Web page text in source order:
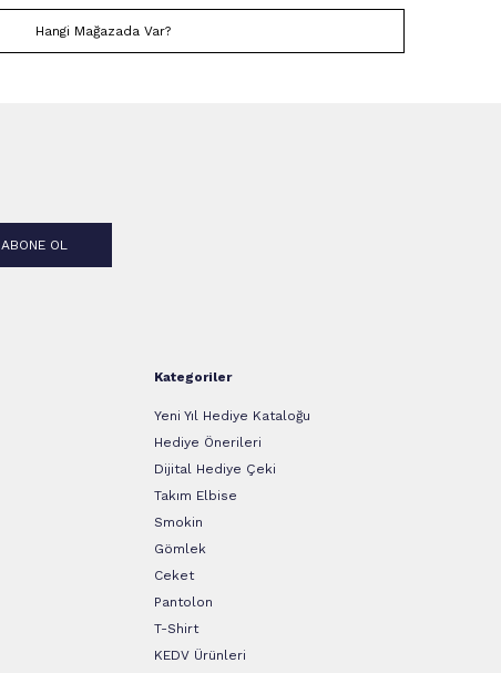
Hangi Mağazada Var?
ABONE OL
Kategoriler
Yeni Yıl Hediye Kataloğu
Hediye Önerileri
Dijital Hediye Çeki
Takım Elbise
Smokin
Gömlek
Ceket
Pantolon
T-Shirt
KEDV Ürünleri